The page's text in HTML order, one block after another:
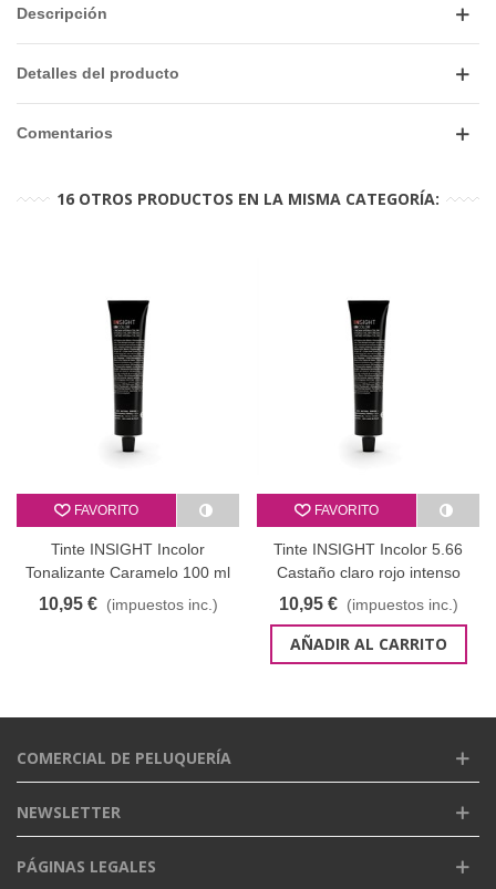
Descripción
Detalles del producto
Comentarios
16 OTROS PRODUCTOS EN LA MISMA CATEGORÍA:
FAVORITO
Tinte INSIGHT Incolor
Tonalizante Caramelo 100 ml
10,95 € (impuestos inc.)
FAVORITO
Tinte INSIGHT Incolor 5.66
Castaño claro rojo intenso
100 ml
10,95 € (impuestos inc.)
AÑADIR AL CARRITO
COMERCIAL DE PELUQUERÍA
NEWSLETTER
PÁGINAS LEGALES